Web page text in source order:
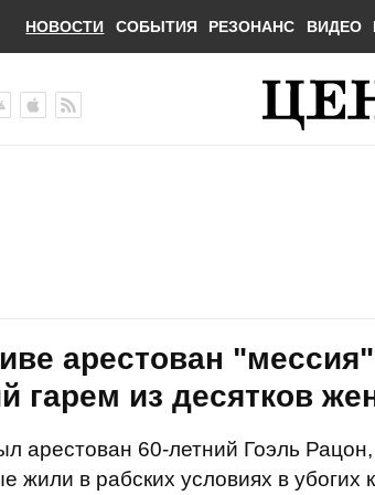
НОВОСТИ СОБЫТИЯ РЕЗОНАНС ВИДЕО
арестован
гарем из десятков
арестован 60-летний Гоэль
жили в рабских условиях в убогих